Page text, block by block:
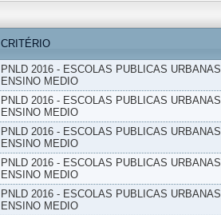
CRITÉRIO
PNLD 2016 - ESCOLAS PUBLICAS URBANAS
ENSINO MEDIO
PNLD 2016 - ESCOLAS PUBLICAS URBANAS
ENSINO MEDIO
PNLD 2016 - ESCOLAS PUBLICAS URBANAS
ENSINO MEDIO
PNLD 2016 - ESCOLAS PUBLICAS URBANAS
ENSINO MEDIO
PNLD 2016 - ESCOLAS PUBLICAS URBANAS
ENSINO MEDIO